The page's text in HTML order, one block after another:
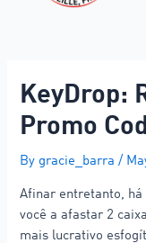
KeyDrop:
Promo
By gracie_barra/
Afinar entretanto, há
você a afastar 2
mais lucrativo